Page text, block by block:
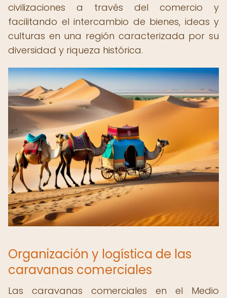
civilizaciones a través del comercio y
facilitando el intercambio de bienes, ideas y
culturas en una región caracterizada por su
diversidad y riqueza histórica.
Organización y logística de las
caravanas comerciales
Las caravanas comerciales en el Medio